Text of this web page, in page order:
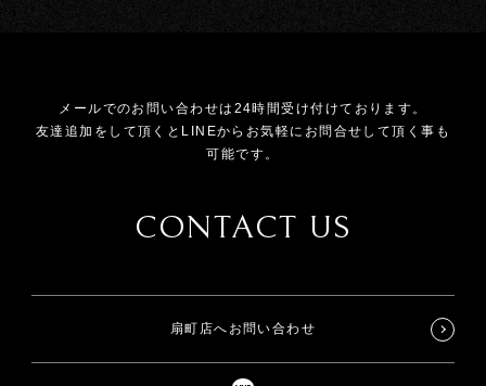
メールでのお問い合わせは24時間受け付けております。
友達追加をして頂くとLINEからお気軽にお問合せして頂く事も
可能です。
CONTACT US
扇町店へお問い合わせ